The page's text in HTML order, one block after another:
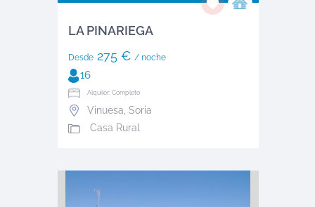
LA PINARIEGA
Desde275 € / noche
16
Alquiler: Completo
Vinuesa Soria
Casa Rural